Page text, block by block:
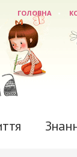
ГОЛОВНА